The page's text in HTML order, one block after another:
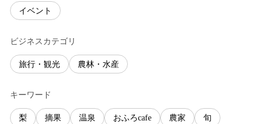
イベント
ビジネスカテゴリ
旅行・観光 農林・水産
キーワード
梨 摘果 温泉 おふろcafe 農家 旬